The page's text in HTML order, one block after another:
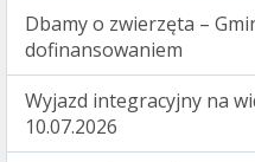
Dbamy o zwierzęta –
dofinansowaniem
Wyjazd integracyjny na
10.07.2026